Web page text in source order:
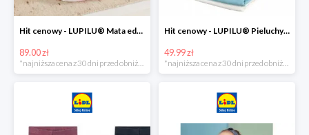
Hit cenowy - LUPILU® Mata edukacyjna dla niemowląt, 1 sztuka
89.00 zł
*najniższa cena z 30 dni przed obniżką
Hit cenowy - LUPILU® Pieluchy tetrowe 80x80 cm, z biobawełny, 5 sztuk
49.99 zł
*najniższa cena z 30 dni przed obniżką